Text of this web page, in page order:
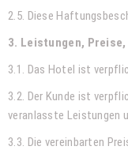
2.5. Diese
3. Leistungen,
3.1. Das Hotel ist
3.2. Der Kunde ist
veranlasste Leistungen
3.3. Die vereinbarten